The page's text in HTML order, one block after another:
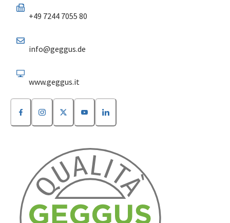
+49 7244 7055 80
info@geggus.de
www.geggus.it